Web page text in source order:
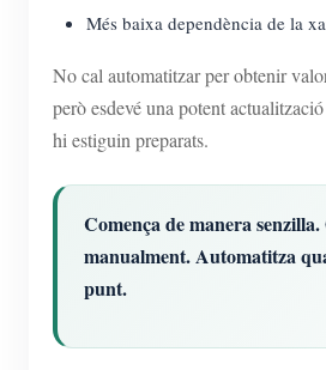
Més baixa dependència de la
No cal automatitzar per obtenir
però esdevé una potent
hi estiguin preparats.
Comença de manera
manualment. Automatitza
punt.